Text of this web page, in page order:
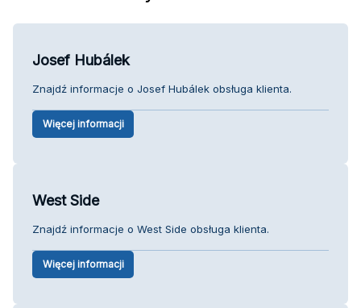
Josef Hubálek
Znajdź informacje o Josef Hubálek obsługa klienta.
Więcej informacji
West Side
Znajdź informacje o West Side obsługa klienta.
Więcej informacji